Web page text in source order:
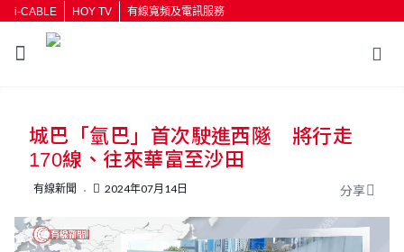
i-CABLE HOY TV 有線寬頻及電訊服務
按輸入鍵開始搜尋
城巴「氫巴」首次駛進西隧 將行走
170線、往來華富至沙田
有線新聞 2024年07月14日 分享